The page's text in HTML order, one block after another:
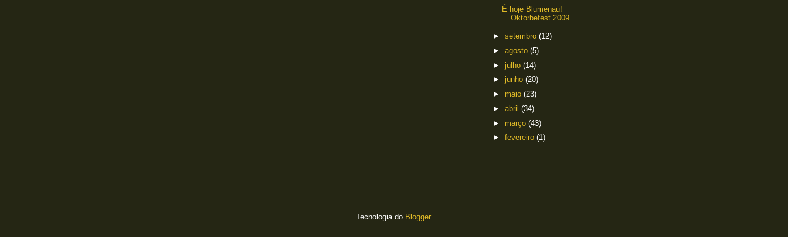
É hoje Blumenau!
Oktorbefest 2009
► setembro (12)
► agosto (5)
► julho (14)
► junho (20)
► maio (23)
► abril (34)
► março (43)
► fevereiro (1)
Tecnologia do Blogger.